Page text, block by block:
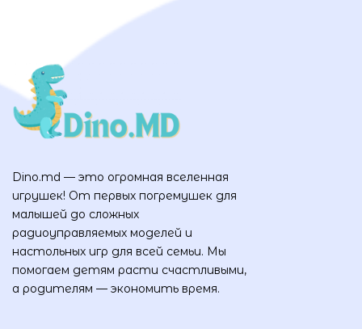
Dino.md — это огромная вселенная
игрушек! От первых погремушек для
малышей до сложных
радиоуправляемых моделей и
настольных игр для всей семьи. Мы
помогаем детям расти счастливыми,
а родителям — экономить время.